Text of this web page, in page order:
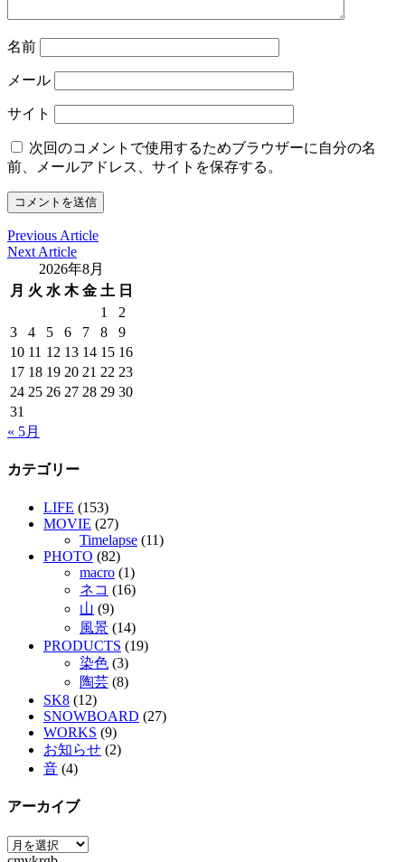
名前
メール
サイト
次回のコメントで使用するためブラウザーに自分の名
前、メールアドレス、サイトを保存する。
Previous Article
Next Article
2026年8月
月 火 水 木 金 土 日
1
2
3
4 5 6 7 8
9
10 11 12 13 14 15 16
17 18 19 20 21 22 23
24 25 26 27 28 29 30
31
« 5月
カテゴリー
LIFE (153)
MOVIE (27)
Timelapse (11)
PHOTO (82)
macro (1)
ネコ (16)
山 (9)
風景 (14)
PRODUCTS (19)
染色 (3)
陶芸 (8)
SK8 (12)
SNOWBOARD (27)
WORKS (9)
お知らせ (2)
音 (4)
アーカイブ
ア